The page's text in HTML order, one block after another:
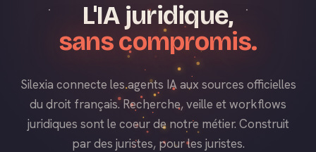
L'IA juridique,
sans compromis.
Silexia connecte les agents IA aux sources officielles
du droit français. Recherche, veille et workflows
juridiques sont le coeur de notre métier. Construit
par des juristes, pour les juristes.